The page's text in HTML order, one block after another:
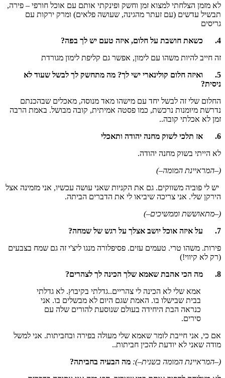
לא מזמן הצלחתי למצוא זמן וחשק ופינקתי אותם עם אוכל חורפי – פירה,
תבשיל עדשים (עם זעתר מהגינה, שעושה פלאים) ומרק ירקות עם
גריסים
4.
כשאת חושבת על חלום, איזה טעם יש לך בפה?
זה חייב להיות משהו עם לימון, אפשר גם קליפת לימון מגורדת
5.
ואיזה חלום קולינארי ישי לך? מה מתחשק לך לבשל שעוד לא
ניסית?
החלום שלי זה לבשל יחד עם מישהו מאד מנוסה, מאכלים שבהכנתם
נדרשת מיומנות נרכשת, כמו פסטה אמיתית, קובה מבושל. באמת הרבה
זמן לא אכלתי קובה..
6.
אז תלכי לשוק מחנה יהודה ותאכלי
לא הייתי בשוק מחנה יהודה.
(–המראיינת המומה–)
יש לי פוביה משווקים. גם את הקניות שאני עושה עכשיו, אני מזמינה אצל
הירקן שלי. אני צריכה שיביאו לי את הדברים הביתה.
(–מתאוששת וממשיכים–)
7.
על איזה אוכל יושב אצלך על רגש של שמחה?
פירות. משהו טרי. טעמים עזים. פסיפלורה מנגו ליצ'י זה גם שמח בצבעים
(רק לא קיווי!)
8.
מה הכי אהבת שאמא שלך הכינה לך לצהרים?
אמא שלי לא הכינה לי צהריים..גדלתי בקיבוץ. לא גדלתי
בבית שבישלו בו. האמת שגם היום לא מבשלים בו. אני
כנראה הבת היחידה בעולם שנוסעת להורים שלה עם
סירים.
אם כי, אני חייבת לומר שאמא שלי מעולה בפירה ובחביתות. אני למשל
מודה שאני לא יודעת להכין חביתות..
(–המראיינת המומה בשנית–): מה הבעיה בחביתה?